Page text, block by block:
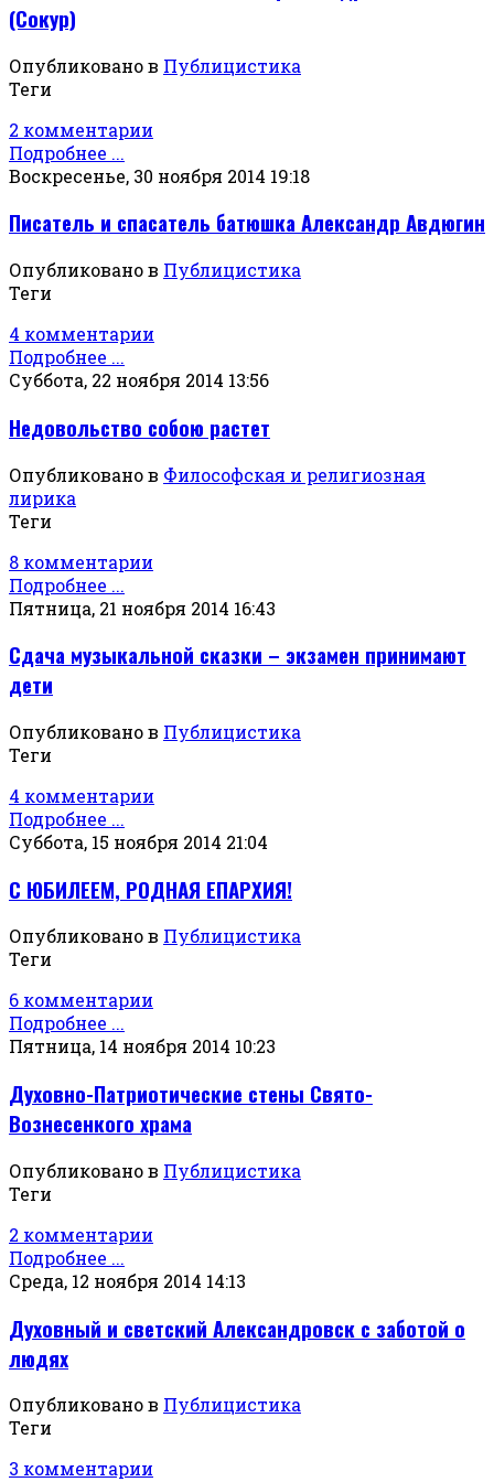
(Сокур)
Опубликовано в Публицистика
Теги
2 комментарии
Подробнее ...
Воскресенье, 30 ноября 2014 19:18
Писатель и спасатель батюшка Александр Авдюгин
Опубликовано в Публицистика
Теги
4 комментарии
Подробнее ...
Суббота, 22 ноября 2014 13:56
Недовольство собою растет
Опубликовано в Философская и религиозная
лирика
Теги
8 комментарии
Подробнее ...
Пятница, 21 ноября 2014 16:43
Сдача музыкальной сказки – экзамен принимают
дети
Опубликовано в Публицистика
Теги
4 комментарии
Подробнее ...
Суббота, 15 ноября 2014 21:04
С ЮБИЛЕЕМ, РОДНАЯ ЕПАРХИЯ!
Опубликовано в Публицистика
Теги
6 комментарии
Подробнее ...
Пятница, 14 ноября 2014 10:23
Духовно-Патриотические стены Свято-
Вознесенкого храма
Опубликовано в Публицистика
Теги
2 комментарии
Подробнее ...
Среда, 12 ноября 2014 14:13
Духовный и светский Александровск с заботой о
людях
Опубликовано в Публицистика
Теги
3 комментарии